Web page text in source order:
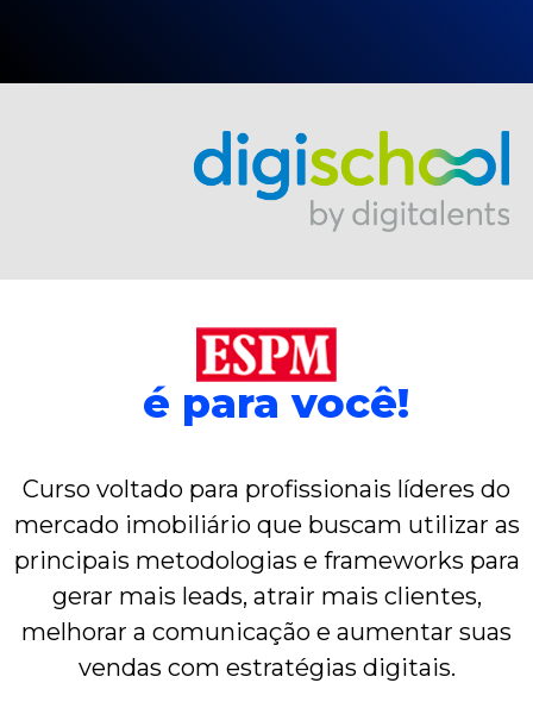
é para você!
Curso voltado para profissionais líderes do
mercado imobiliário que buscam utilizar as
principais metodologias e frameworks para
gerar mais leads, atrair mais clientes,
melhorar a comunicação e aumentar suas
vendas com estratégias digitais.